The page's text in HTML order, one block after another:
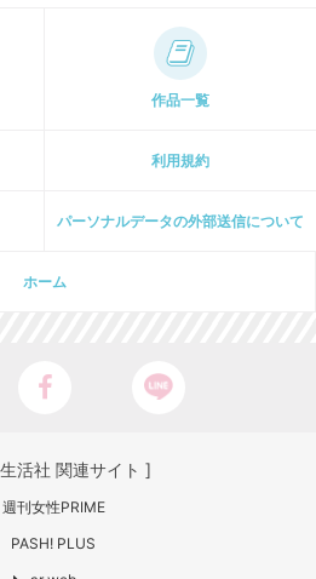
作品一覧
利用規約
パーソナルデータの外部送信について
ホーム
活社 関連サイト ]
週刊女性PRIME
PASH! PLUS